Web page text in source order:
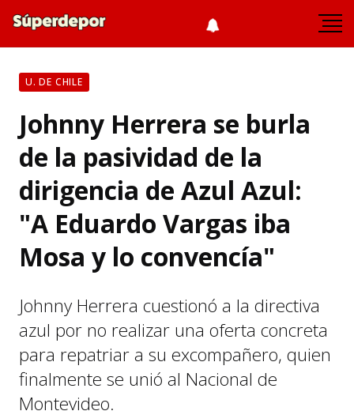
U. DE CHILE
Johnny Herrera se burla
de la pasividad de la
dirigencia de Azul Azul:
"A Eduardo Vargas iba
Mosa y lo convencía"
Johnny Herrera cuestionó a la directiva
azul por no realizar una oferta concreta
para repatriar a su excompañero, quien
finalmente se unió al Nacional de
Montevideo.